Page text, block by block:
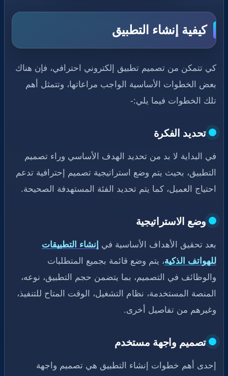
كيفية إنشاء التطبيق
كي تتمكن من تصميم تطبيق إلكتروني احترافي، فإن هناك
بعض الخطوات الأساسية الواجب مراعاتها، وتتمثل أهم
تلك الخطوات فيما يلي:-
تحديد الفكرة
في البداية لا بد من تحديد الهدف الأساسي وراء تصميم
التطبيق، بحيث يتم وضع استراتيجية تصميم إحترافية تدعم
احتياج العميل، كما يتم تحديد الفئة المستهدفة الصحيحة.
وضع الاستراتيجية
بعد تحقيق الأهداف الأساسية في
إنشاء التطبيقات
للهواتف الذكية، يتم وضع قائمة بجميع المتطلبات
والوظائف في التصميم، بما يتضمن حجم التطبيق، نوعه،
المنصة المستخدمة، نظام التشغيل، الوقت المتاح للتنفيذ،
وغيرهم من تفاصيل أخرى.
تصميم واجهة مستخدم
إحدى أهم خطوات إنشاء التطبيق هي تصميم واجهة